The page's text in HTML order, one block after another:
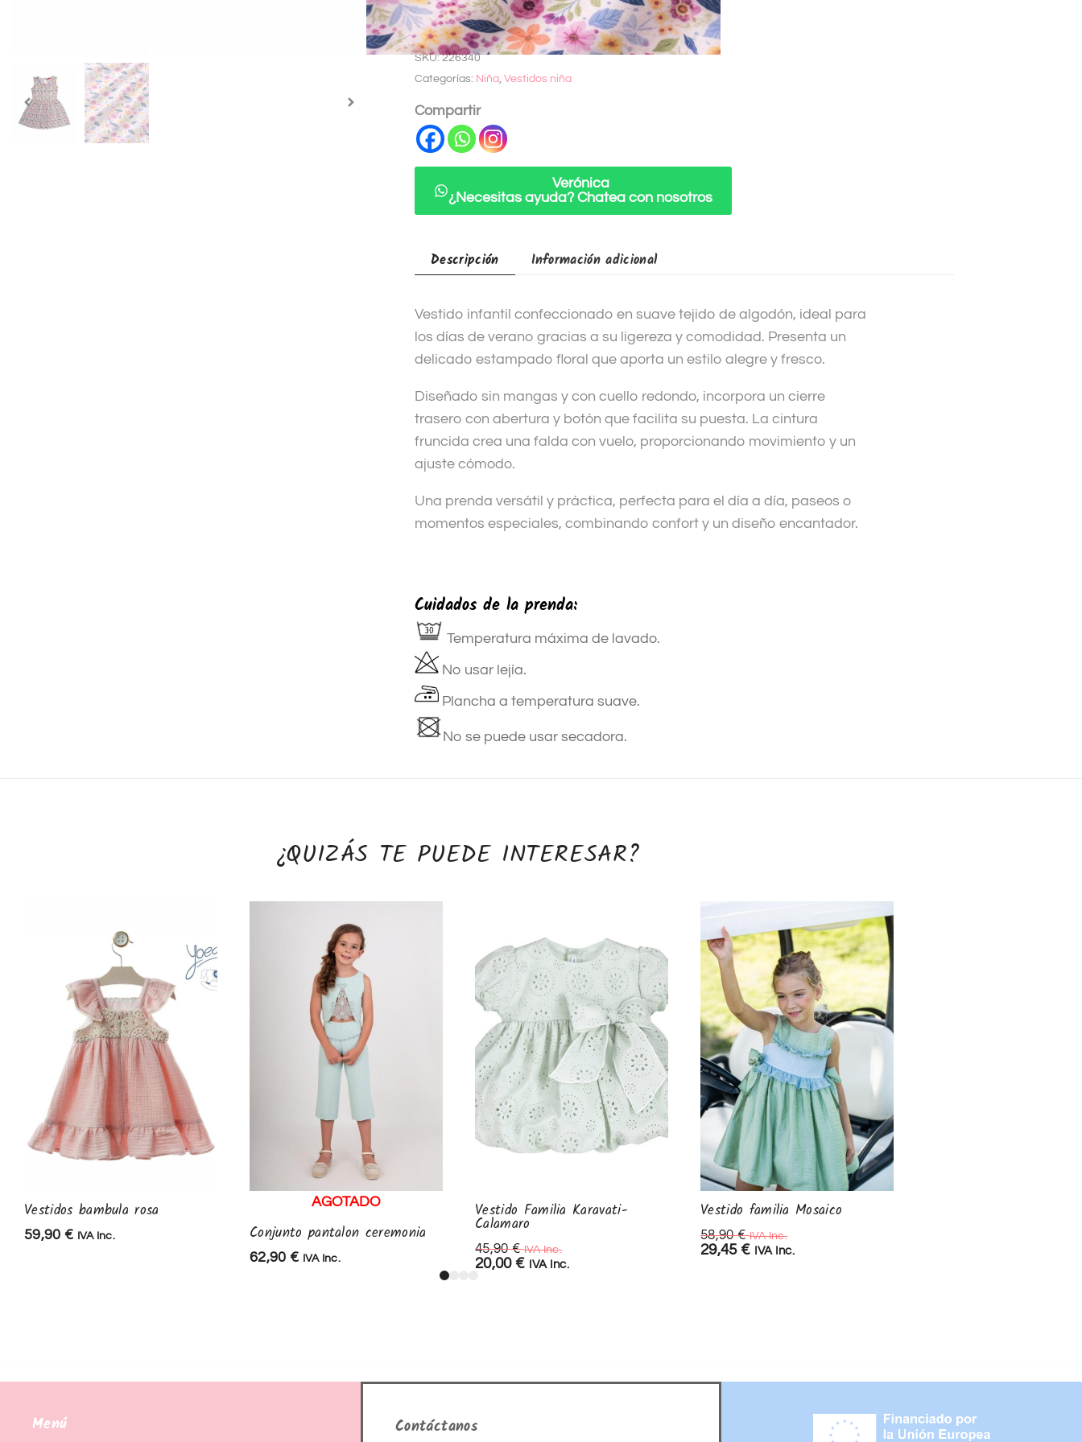
l
t
e
r
n
a
t
e
Añadir a lista
de deseados
SKU:226340
Categorías: Niña Vestidos niña
Compartir
Verónica
¿Necesitas ayuda? Chatea con nosotros
Descripción Información adicional
Vestido infantil confeccionado en suave tejido de algodón, ideal para
los días de verano gracias a su ligereza y comodidad. Presenta un
delicado estampado floral que aporta un estilo alegre y fresco.
Diseñado sin mangas y con cuello redondo, incorpora un cierre
trasero con abertura y botón que facilita su puesta. La cintura
fruncida crea una falda con vuelo, proporcionando movimiento y un
ajuste cómodo.
Una prenda versátil y práctica, perfecta para el día a día, paseos o
momentos especiales, combinando confort y un diseño encantador.
Cuidados de la prenda:
Temperatura máxima de lavado.
No usar lejía.
Plancha a temperatura suave.
No se puede usar secadora.
¿QUIZÁS TE PUEDE INTERESAR?
Vestidos bambula rosa
59,90 € IVA Inc.
AGOTADO
Conjunto pantalon ceremonia
62,90 € IVA Inc.
Vestido Familia Karavati-
Calamaro
45,90€ IVA Inc.
20,00 € IVA Inc.
Vestido familia Mosaico
58,90€ IVA Inc.
29,45 € IVA Inc.
Menú Contáctanos